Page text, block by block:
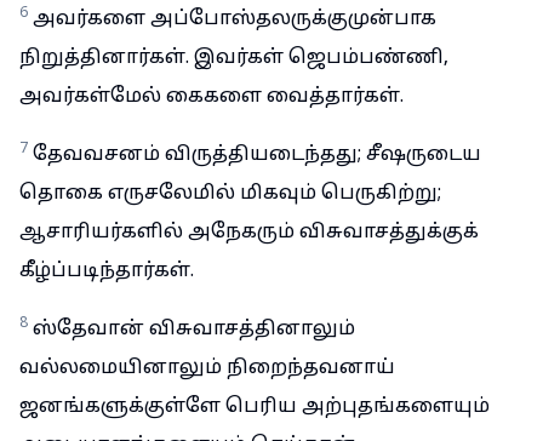
6 அவர்களை அப்போஸ்தலருக்குமுன்பாக
நிறுத்தினார்கள். இவர்கள் ஜெபம்பண்ணி,
அவர்கள்மேல் கைகளை வைத்தார்கள்.
7 தேவவசனம் விருத்தியடைந்தது; சீஷருடைய
தொகை எருசலேமில் மிகவும் பெருகிற்று;
ஆசாரியர்களில் அநேகரும் விசுவாசத்துக்குக்
கீழ்ப்படிந்தார்கள்.
8 ஸ்தேவான் விசுவாசத்தினாலும்
வல்லமையினாலும் நிறைந்தவனாய்
ஜனங்களுக்குள்ளே பெரிய அற்புதங்களையும்